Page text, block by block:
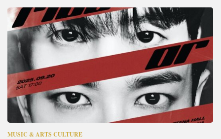
MUSIC & ARTS CULTURE